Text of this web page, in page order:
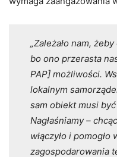
„Zależało nam,
bo ono przerasta
PAP] możliwości.
lokalnym
sam obiekt musi
Nagłaśniamy –
włączyło i
zagospodarowania